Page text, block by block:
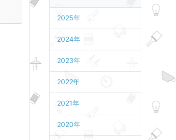
2025年
2024年
2023年
2022年
2021年
2020年